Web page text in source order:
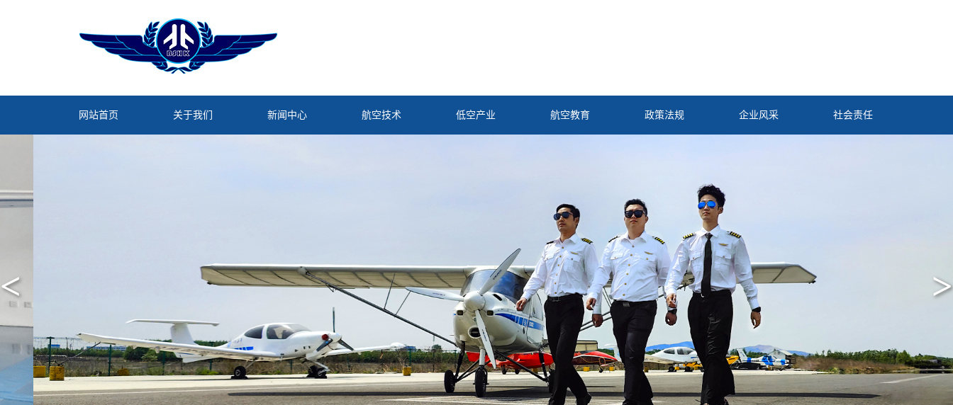
网站首页 关于我们 新闻中心 航空技术 低空产业 航空教育 政策法规 企业风采 社会责任
< >